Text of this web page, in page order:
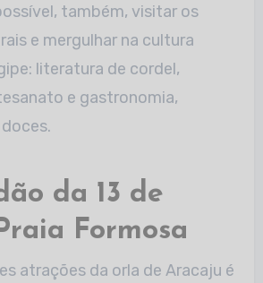
também, visitar os
e mergulhar na cultura
literatura de cordel,
e gastronomia,
da 13 de
Formosa
atrações da orla de Aracaju é